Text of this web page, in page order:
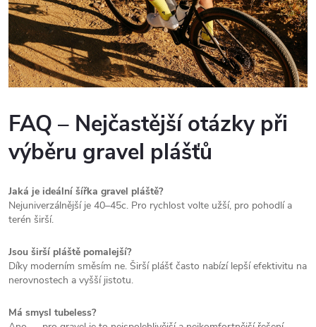
FAQ – Nejčastější otázky při
výběru gravel plášťů
Jaká je ideální šířka gravel pláště?
Nejuniverzálnější je 40–45c. Pro rychlost volte užší, pro pohodlí a
terén širší.
Jsou širší pláště pomalejší?
Díky moderním směsím ne. Širší plášť často nabízí lepší efektivitu na
nerovnostech a vyšší jistotu.
Má smysl tubeless?